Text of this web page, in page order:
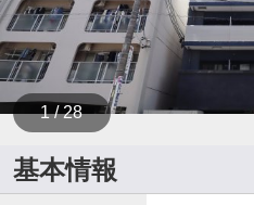
1 / 28
基本情報